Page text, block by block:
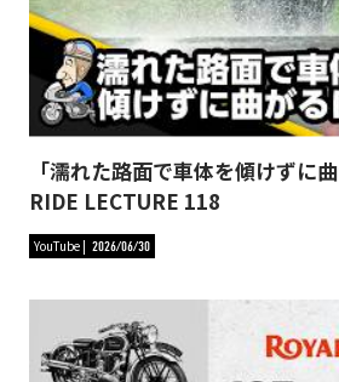
「濡れた路面で車体を傾けずに
RIDE LECTURE 118
YouTube 2026/06/30